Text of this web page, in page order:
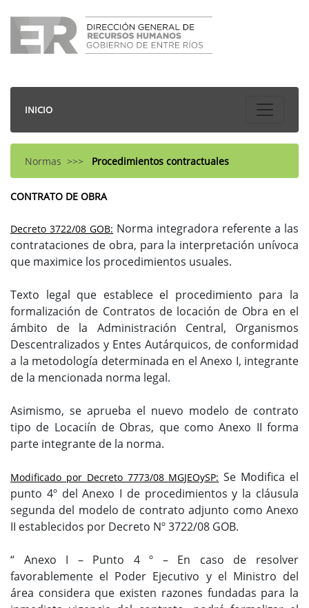
INICIO
Normas >>> Procedimientos contractuales
CONTRATO DE OBRA
Decreto 3722/08 GOB: Norma integradora referente a las
contrataciones de obra, para la interpretación unívoca
que maximice los procedimientos usuales.
Texto legal que establece el procedimiento para la
formalización de Contratos de locación de Obra en el
ámbito de la Administración Central, Organismos
Descentralizados y Entes Autárquicos, de conformidad
a la metodología determinada en el Anexo I, integrante
de la mencionada norma legal.
Asimismo, se aprueba el nuevo modelo de contrato
tipo de Locaciín de Obras, que como Anexo II forma
parte integrante de la norma.
Modificado por Decreto 7773/08 MGJEOySP: Se Modifica el
punto 4º del Anexo I de procedimientos y la cláusula
segunda del modelo de contrato adjunto como Anexo
II establecidos por Decreto Nº 3722/08 GOB.
“ Anexo I – Punto 4 º – En caso de resolver
favorablemente el Poder Ejecutivo y el Ministro del
área considera que existen razones fundadas para la